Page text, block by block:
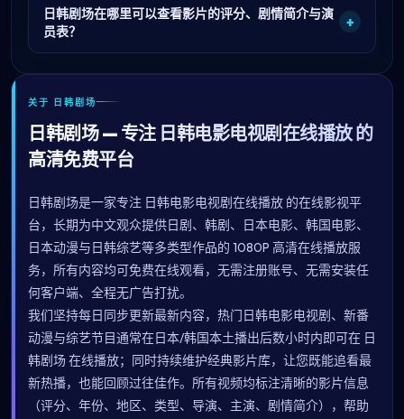
日韩剧场在哪里可以查看影片的评分、剧情简介与演
员表？
+
关于 日韩剧场
日韩剧场 — 专注 日韩电影电视剧在线播放 的
高清免费平台
日韩剧场是一家专注 日韩电影电视剧在线播放 的在线影视平
台，长期为中文观众提供日剧、韩剧、日本电影、韩国电影、
日本动漫与日韩综艺等多类型作品的 1080P 高清在线播放服
务，所有内容均可免费在线观看，无需注册账号、无需安装任
何客户端、全程无广告打扰。
我们坚持每日同步更新最新内容，热门日韩电影电视剧、新番
动漫与综艺节目通常在日本/韩国本土播出后数小时内即可在 日
韩剧场 在线播放；同时持续维护经典影片库，让您既能追看最
新热播，也能回顾过往佳作。所有视频均标注清晰的影片信息
（评分、年份、地区、类型、导演、主演、剧情简介），帮助